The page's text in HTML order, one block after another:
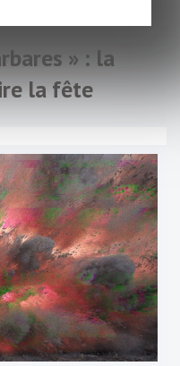
» : la
la fête